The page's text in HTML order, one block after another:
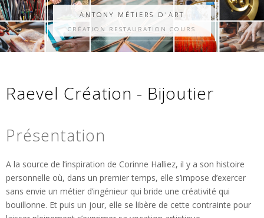
ANTONY MÉTIERS D'ART
CRÉATION RESTAURATION COURS
Raevel Création - Bijoutier
Présentation
A la source de l’inspiration de Corinne Halliez, il y a son histoire
personnelle où, dans un premier temps, elle s’impose d’exercer
sans envie un métier d’ingénieur qui bride une créativité qui
bouillonne. Et puis un jour, elle se libère de cette contrainte pour